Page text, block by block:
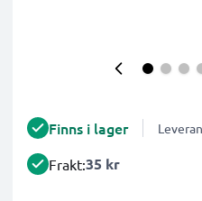
Finns i lager
Frakt:35 kr